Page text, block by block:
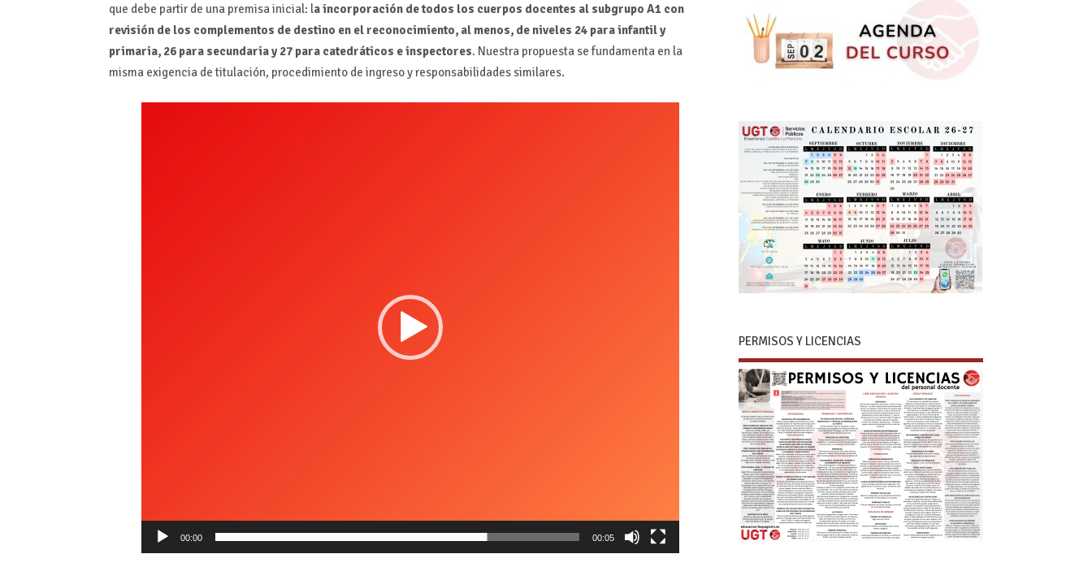
que debe partir de una premisa inicial: la incorporación de todos los cuerpos docentes al subgrupo A1 con
revisión de los complementos de destino en el reconocimiento, al menos, de niveles 24 para infantil y
primaria, 26 para secundaria y 27 para catedráticos e inspectores. Nuestra propuesta se fundamenta en la
misma exigencia de titulación, procedimiento de ingreso y responsabilidades similares.
00:00 00:05
PERMISOS Y LICENCIAS